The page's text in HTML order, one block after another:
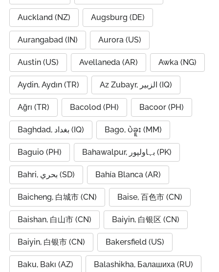
Auckland (NZ) Augsburg (DE)
Aurangabad (IN) Aurora (US)
Austin (US) Avellaneda (AR) Awka (NG)
Aydin, Aydın (TR) Az Zubayr, الزبير (IQ)
Ağrı (TR) Bacolod (PH) Bacoor (PH)
Baghdad, بغداد (IQ) Bago, ပဲခူး (MM)
Baguio (PH) Bahawalpur, بہاولپور (PK)
Bahri, بحري (SD) Bahía Blanca (AR)
Baicheng, 白城市 (CN) Baise, 百色市 (CN)
Baishan, 白山市 (CN) Baiyin, 白银区 (CN)
Baiyin, 白银市 (CN) Bakersfield (US)
Baku, Bakı (AZ) Balashikha, Балашиха (RU)